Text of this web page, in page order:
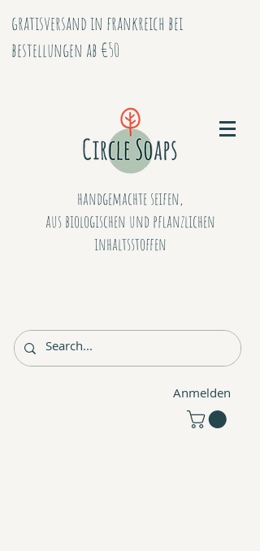
handgemachte seifen,
aus biologischen und pflanzlichen
inhaltsstoffen
Anmelden
gratisversand in frankreich bei
bestellungen ab €50